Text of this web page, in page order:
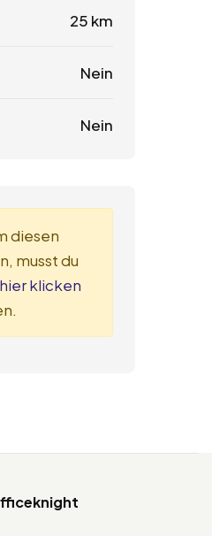
25 km
Nein
Nein
diesen
musst du
hier klicken